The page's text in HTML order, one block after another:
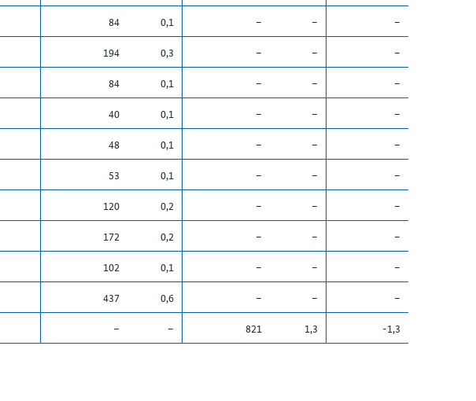
84 0,1 – –
–
194 0,3 – –
–
84 0,1 – –
–
40 0,1 – –
–
48 0,1 – –
–
53 0,1 – –
–
120 0,2 – –
–
172 0,2 – –
–
102 0,1 – –
–
437 0,6 – –
–
– – 821 1,3 -1,3